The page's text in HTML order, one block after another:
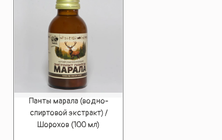
Панты марала (водно-
спиртовой экстракт) /
Шорохов (100 мл)